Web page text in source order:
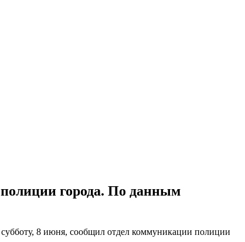
города. По данным
8 июня, сообщил отдел коммуникации полиции